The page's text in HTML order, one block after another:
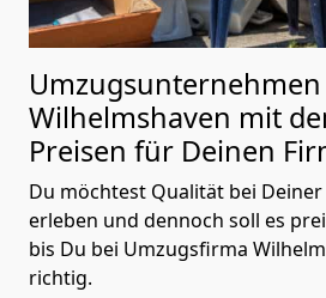
Umzugsunternehmen
Wilhelmshaven mit
Preisen für Deinen
Du möchtest Qualität bei
erleben und dennoch soll es
bis Du bei Umzugsfirma
richtig.